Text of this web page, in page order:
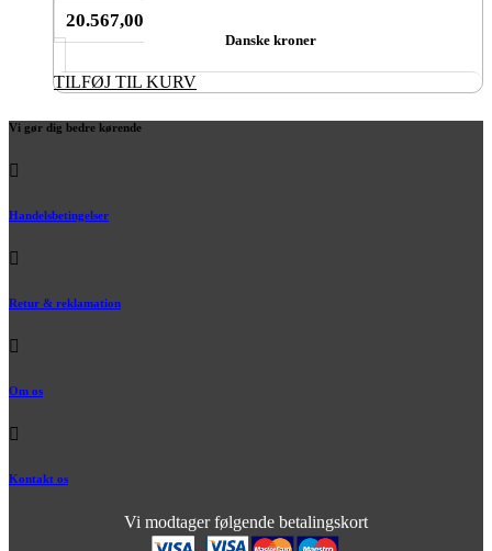
20.567,00
Danske kroner
TILFØJ TIL KURV
Vi gør dig bedre kørende
Handelsbetingelser
Retur & reklamation
Om os
Kontakt os
Vi modtager følgende betalingskort